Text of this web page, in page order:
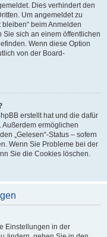
Dies verhindert den
Um angemeldet zu
beim Anmelden
sich an einem öffentlichen
Wenn diese Option
von der Board-
erstellt hat und die dafür
ermöglichen
„Gelesen“-Status – sofern
Wenn Sie Probleme bei der
Sie die Cookies löschen.
Einstellungen in der